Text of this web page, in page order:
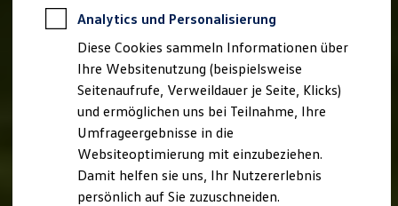
Professional Class bei Volkswagen
Behörden
Direktkunden
Sonderfahrzeuge
Anpfiff zum Gewinn
Elektromobilität
Elektroautos
ID. Tutorials
Elektrofahrzeugkonzepte
ID. EVERY1
Reichweite
Analytics und Personalisierung
Diese Cookies sammeln Informationen über
Ihre Websitenutzung (beispielsweise
Seitenaufrufe, Verweildauer je Seite, Klicks)
und ermöglichen uns bei Teilnahme, Ihre
Umfrageergebnisse in die
Websiteoptimierung mit einzubeziehen.
Damit helfen sie uns, Ihr Nutzererlebnis
persönlich auf Sie zuzuschneiden.